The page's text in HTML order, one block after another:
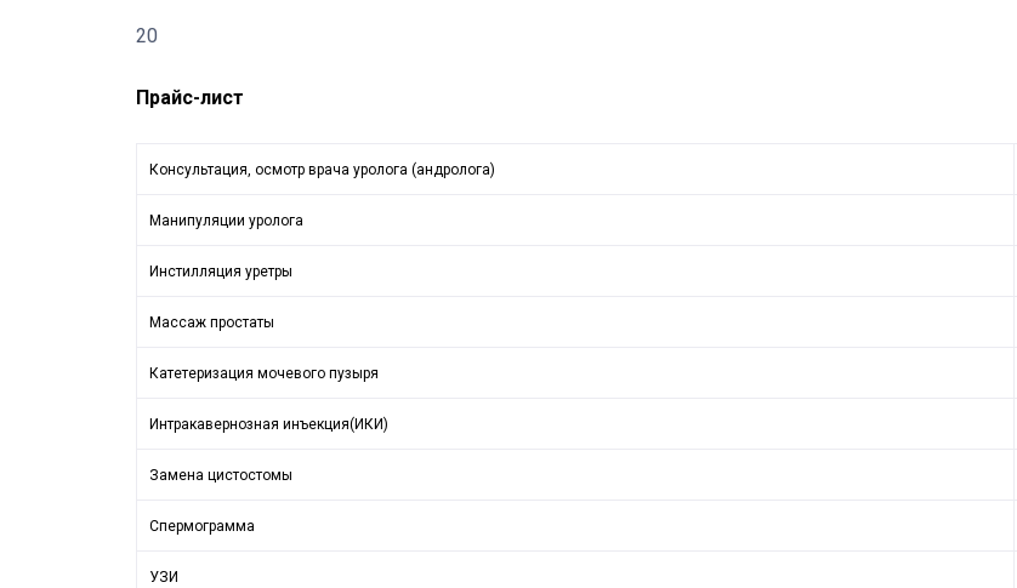
20
Прайс-лист
Консультация, осмотр врача уролога (андролога)
Манипуляции уролога
Инстилляция уретры
Массаж простаты
Катетеризация мочевого пузыря
Интракавернозная инъекция(ИКИ)
Замена цистостомы
Спермограмма
УЗИ